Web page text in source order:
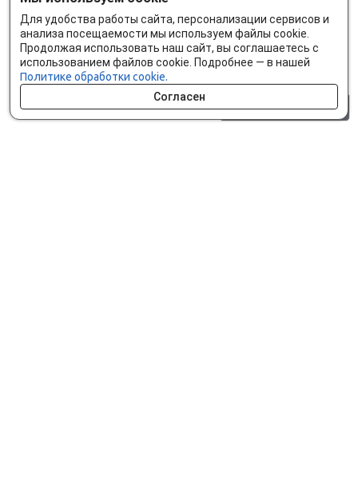
Для удобства работы сайта, персонализации сервисов и
анализа посещаемости мы используем файлы cookie.
Продолжая использовать наш сайт, вы соглашаетесь с
использованием файлов cookie. Подробнее — в нашей
Политике обработки cookie.
Согласен